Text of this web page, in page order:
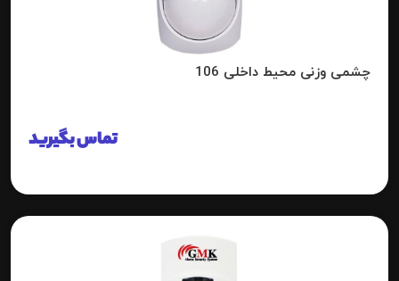
چشمی وزنی محیط داخلی 106
تماس بگیرید